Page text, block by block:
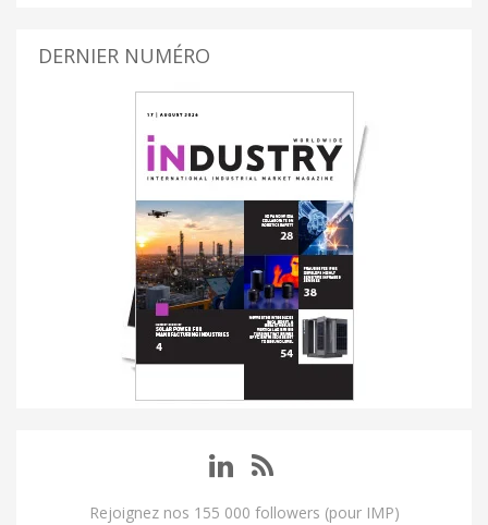
DERNIER NUMÉRO
Rejoignez nos 155 000 followers (pour IMP)